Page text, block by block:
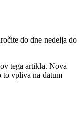
do dne nedelja do
tega artikla. Nova
to vpliva na datum